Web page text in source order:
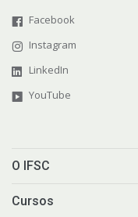
Facebook
Instagram
LinkedIn
YouTube
O IFSC
Cursos